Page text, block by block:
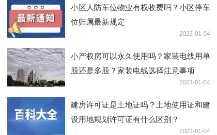
小区人防车位物业有权收费吗？小区停车
位归属最新规定
2023-01-04
小产权房可以永久使用吗？家装电线用单
股还是多股？家装电线选择注意事项
2023-01-04
建房许可证是土地证吗？土地使用证和建
设用地规划许可证有什么区别？
2023-01-04